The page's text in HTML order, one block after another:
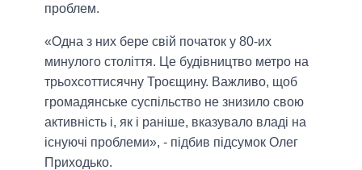
проблем.
«Одна з них бере свій початок у 80-их
минулого століття. Це будівництво метро на
трьохсоттисячну Троєщину. Важливо, щоб
громадянське суспільство не знизило свою
активність і, як і раніше, вказувало владі на
існуючі проблеми», - підбив підсумок Олег
Приходько.